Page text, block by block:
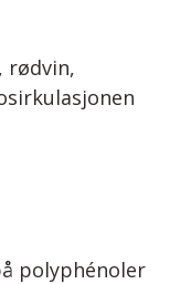
rødvin,
polyphénoler